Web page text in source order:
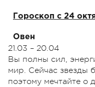
Гороскоп с 24
Овен
21.03 – 20.04
Вы полны сил,
мир. Сейчас звезды
поэтому мечтайте о